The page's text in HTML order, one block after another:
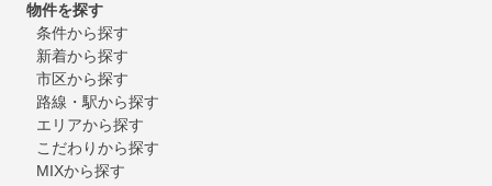
物件を探す
条件から探す
新着から探す
市区から探す
路線・駅から探す
エリアから探す
こだわりから探す
MIXから探す